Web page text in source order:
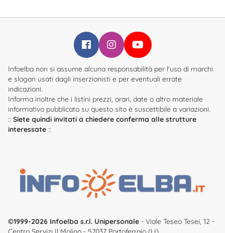
Infoelba su Facebook
Infoelba su Instagram
Infoelba su YouTube
Infoelba non si assume alcuna responsabilità per l'uso di marchi
e slogan usati dagli inserzionisti e per eventuali errate
indicazioni.
Informa inoltre che i listini prezzi, orari, date o altro materiale
informativo pubblicato su questo sito è suscettibile a variazioni.
:: Siete quindi invitati a chiedere conferma alle strutture
interessate ::
©1999-2026 Infoelba s.r.l. Unipersonale - Viale Teseo Tesei, 12 -